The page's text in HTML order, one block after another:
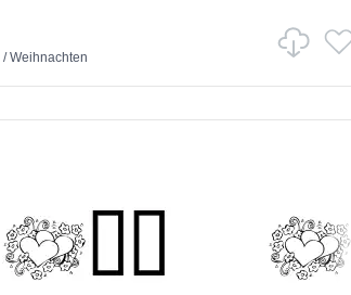
/Weihnachten